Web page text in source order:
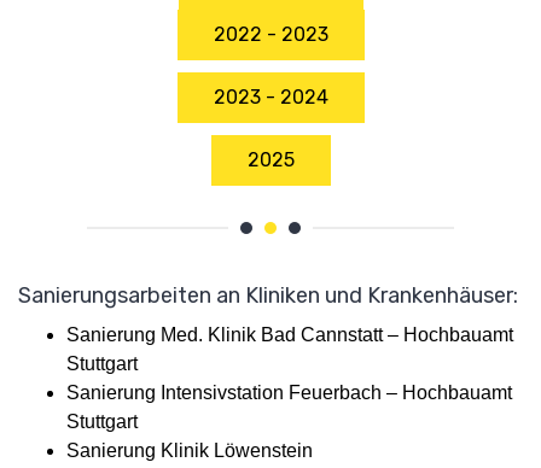
2022 - 2023
2023 - 2024
2025
Sanierungsarbeiten an Kliniken und Krankenhäuser:
Sanierung Med. Klinik Bad Cannstatt – Hochbauamt
Stuttgart
Sanierung Intensivstation Feuerbach – Hochbauamt
Stuttgart
Sanierung Klinik Löwenstein